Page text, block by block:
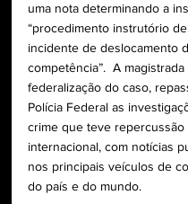
uma nota determinando a
“procedimento instrutório
incidente de deslocamento
competência”.  A
federalização do caso,
Polícia Federal as
crime que teve repercussão
internacional, com notícias
nos principais veículos de
do país e do mundo.